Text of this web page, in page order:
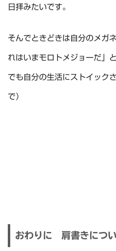
日拝みたいです。
そんでときどきは自分のメガ
れはいまモロトメジョーだ」
でも自分の生活にストイック
で）
おわりに 肩書きにつ